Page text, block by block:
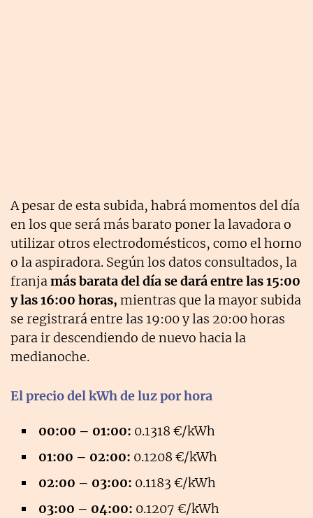
A pesar de esta subida, habrá momentos del día
en los que será más barato poner la lavadora o
utilizar otros electrodomésticos, como el horno
o la aspiradora. Según los datos consultados, la
franjamás barata del día se dará entre las 15:00
y las 16:00 horas, mientras que la mayor subida
se registrará entre las 19:00 y las 20:00 horas
para ir descendiendo de nuevo hacia la
medianoche.
El precio del kWh de luz por hora
00:00 – 01:00: 0.1318 €/kWh
01:00 – 02:00: 0.1208 €/kWh
02:00 – 03:00: 0.1183 €/kWh
03:00 – 04:00: 0.1207 €/kWh